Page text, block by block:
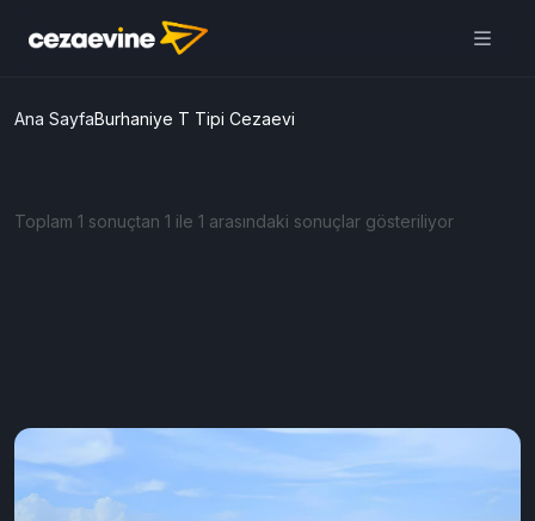
Ana SayfaBurhaniye T Tipi Cezaevi
Toplam 1 sonuçtan 1 ile 1 arasındaki sonuçlar gösteriliyor